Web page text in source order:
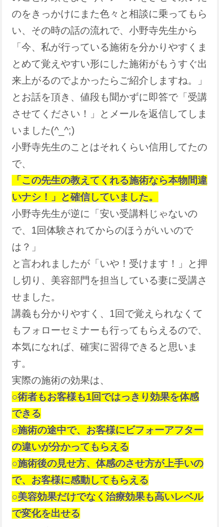
のをきっかけにまた色々と相談に乗ってもら
い、その時の話の流れで、小野寺先生から
「今、私が行っている施術を分かりやすくま
とめて覚えやすい形にした施術がもうすぐ出
来上がるのでよかったらご紹介しますね。」
とお話を頂き、値段も聞かずに即答で「受講
させてください！」とメールを返信してしま
いました(^_^;)
小野寺先生のことはそれくらい信用してたの
で、
「この先生の教えてくれる施術なら本物間違
いナシ！」と確信していました。
小野寺先生が逆に「安い受講料じゃないの
で、1回体験されてからのほうがいいので
は？」
と言われましたが「いや！受けます！」と押
し切り、美容部門を担当している妻に受講さ
せました。
講義も分かりやすく、1回で覚えられなくて
もフォローセミナーも行ってもらえるので、
本気になれば、確実に習得できると思いま
す。
実際の施術の効果は、
○術者もお客様も1回ではっきり効果を体感
できる
○施術の途中で、お客様にビフォーアフター
の違いが分かってもらえる
○施術後の見せ方、体感のさせ方が上手いの
で、お客様に感動してもらえる
○美容効果だけでなく治療効果も高いレベル
で変化を出せる